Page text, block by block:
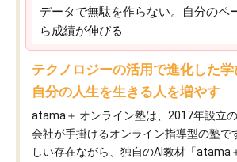
データで無駄を作らない。自分のペ
ら成績が伸びる
テクノロジーの活用で進化した学
自分の人生を生きる人を増やす
atama＋ オンライン塾は、2017年設立
会社が手掛けるオンライン指導型の塾で
しい存在ながら、独自のAI教材「atama